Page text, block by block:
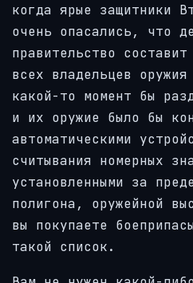
когда ярые защитники
очень опасались, что
правительство
всех владельцев
какой-то момент бы
и их оружие было бы
автоматическими
считывания номерных
установленными за
полигона, оружейной
вы покупаете
такой список.